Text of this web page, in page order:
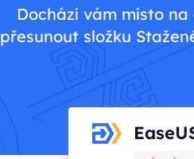
Dochází vám místo
přesunout složku